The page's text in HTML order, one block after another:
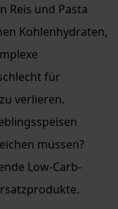
Reis und Pasta
Kohlenhydraten,
für
verlieren.
müssen?
Low-Carb-